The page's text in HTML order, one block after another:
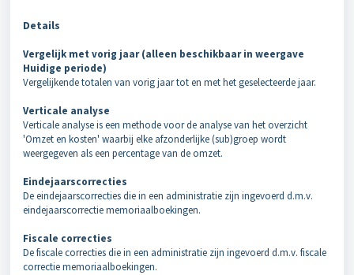
Details
Vergelijk met vorig jaar (alleen beschikbaar in weergave
Huidige periode)
Vergelijkende totalen van vorig jaar tot en met het geselecteerde jaar.
Verticale analyse
Verticale analyse is een methode voor de analyse van het overzicht
'Omzet en kosten' waarbij elke afzonderlijke (sub)groep wordt
weergegeven als een percentage van de omzet.
Eindejaarscorrecties
De eindejaarscorrecties die in een administratie zijn ingevoerd d.m.v.
eindejaarscorrectie memoriaalboekingen.
Fiscale correcties
De fiscale correcties die in een administratie zijn ingevoerd d.m.v. fiscale
correctie memoriaalboekingen.